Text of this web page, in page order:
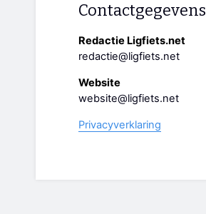
Contactgegevens
Redactie Ligfiets.net
redactie@ligfiets.net
Website
website@ligfiets.net
Privacyverklaring